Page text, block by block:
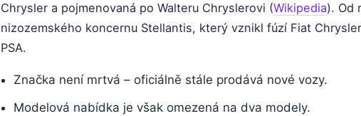
Chrysler a pojmenovaná po Walteru Chryslerovi (Wikipedia). Od
nizozemského koncernu Stellantis, který vznikl fúzí Fiat
PSA.
Značka není mrtvá – oficiálně stále prodává nové vozy.
Modelová nabídka je však omezená na dva modely.